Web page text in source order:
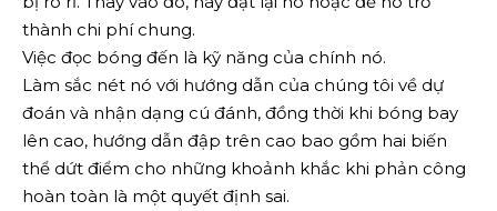
thành chi phí chung.
Việc đọc bóng đến là kỹ năng của chính nó.
Làm sắc nét nó với hướng dẫn của chúng tôi về dự
đoán và nhận dạng cú đánh, đồng thời khi bóng bay
lên cao, hướng dẫn đập trên cao bao gồm hai biến
thể dứt điểm cho những khoảnh khắc khi phản công
hoàn toàn là một quyết định sai.